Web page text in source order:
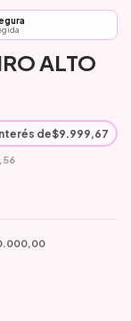
ALTO
de$9.999,67